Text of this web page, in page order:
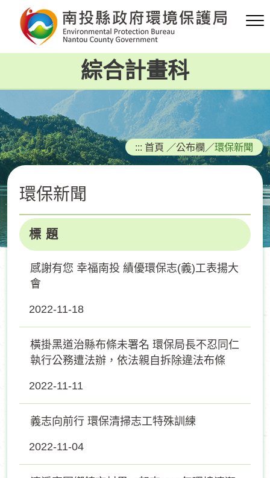
要
容
區
塊
綜合計畫科
::: 首頁 ／公布欄 ／環保新聞
環保新聞
標 題
感謝有您 幸福南投 績優環保志(義)工表揚大
會
2022-11-18
橫掛黑道治縣布條未署名 環保局長不忍同仁
執行公務遭法辦，依法親自拆除違法布條
2022-11-11
義志向前行 環保清掃志工特殊訓練
2022-11-04